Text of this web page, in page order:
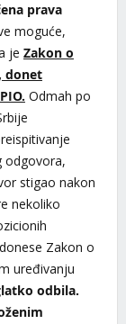
prava
moguće,
je Zakon o
donet
Odmah po
odgovora,
stigao nakon
nekoliko
Zakon o
uređivanju
odbila.